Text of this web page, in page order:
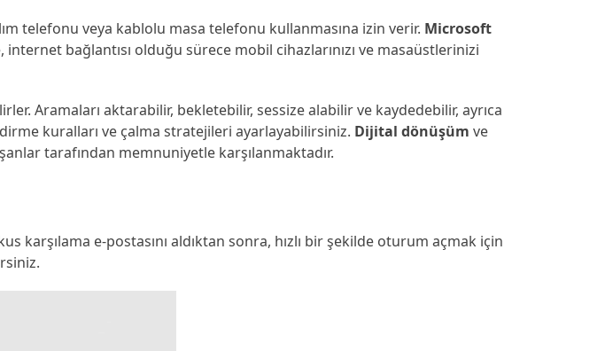
telefonu veya kablolu masa telefonu kullanmasına izin verir. Microsoft
bağlantısı olduğu sürece mobil cihazlarınızı ve masaüstlerinizi
Aramaları aktarabilir, bekletebilir, sessize alabilir ve kaydedebilir, ayrıca
kuralları ve çalma stratejileri ayarlayabilirsiniz. Dijital dönüşüm ve
tarafından memnuniyetle karşılanmaktadır.
e-postasını aldıktan sonra, hızlı bir şekilde oturum açmak için